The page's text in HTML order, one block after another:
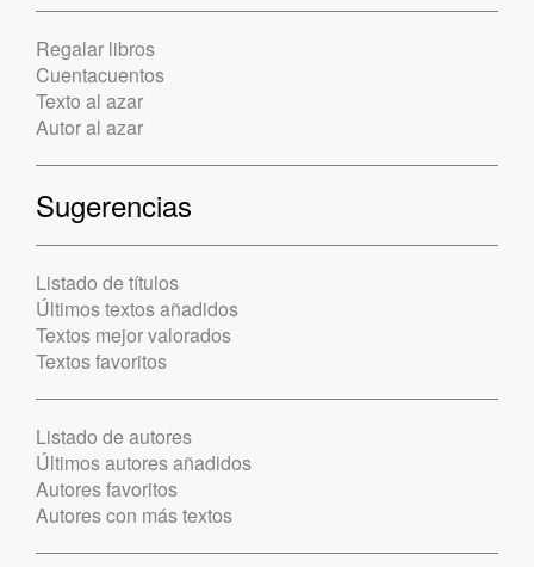
Regalar libros
Cuentacuentos
Texto al azar
Autor al azar
Sugerencias
Listado de títulos
Últimos textos añadidos
Textos mejor valorados
Textos favoritos
Listado de autores
Últimos autores añadidos
Autores favoritos
Autores con más textos